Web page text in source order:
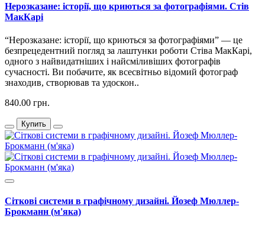
Нерозказане: історії, що криються за фотографіями. Стів
МакКарі
“Нерозказане: історії, що криються за фотографіями” — це
безпрецедентний погляд за лаштунки роботи Стіва МакКарі,
одного з найвидатніших і найсміливіших фотографів
сучасності. Ви побачите, як всесвітньо відомий фотограф
знаходив, створював та удоскон..
840.00 грн.
Купить
Сіткові системи в графічному дизайні. Йозеф Мюллер-
Брокманн (м'яка)